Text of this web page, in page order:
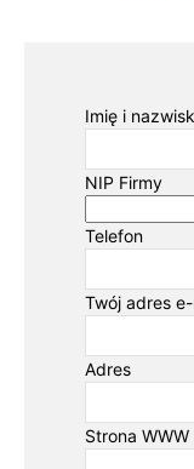
Imię i
NIP Firmy
Telefon
Twój adres
Adres
Strona WWW